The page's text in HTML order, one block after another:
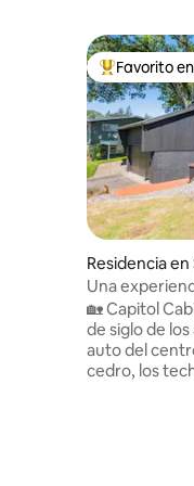
De los
Favorito
Residencia en
Una
de siglo, calle
🏡 Capitol
de siglo de
auto del
cedro, los